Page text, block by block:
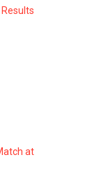
at